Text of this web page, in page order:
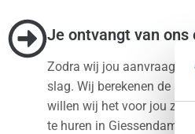
Je ontvangt van ons
Zodra wij jou aanvraag
slag. Wij berekenen de
willen wij het voor jou zo
te huren in Giessendam.